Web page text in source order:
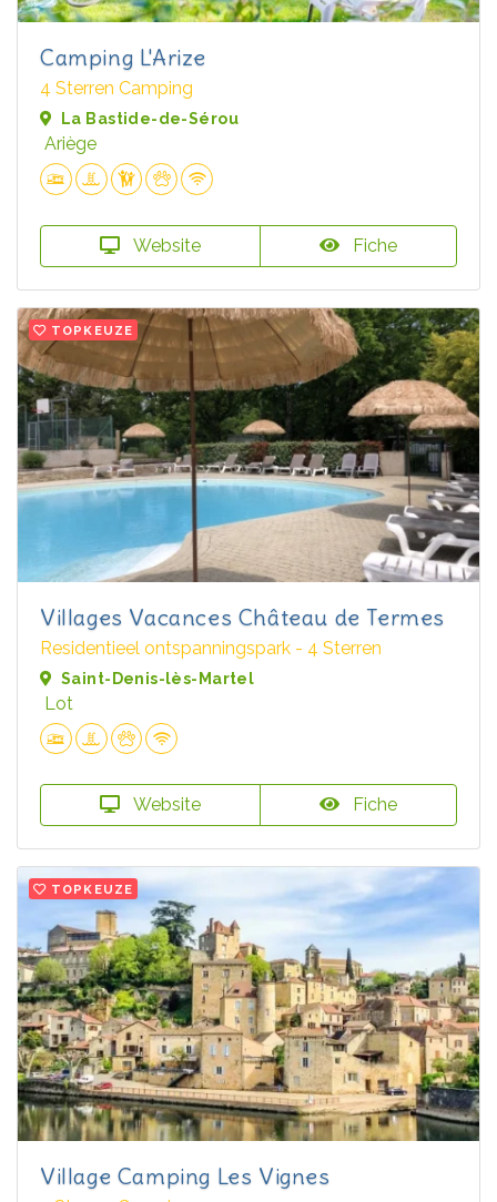
Camping L'Arize
4 Sterren Camping
La Bastide-de-Sérou
Ariège
Website Fiche
TOPKEUZE
Villages Vacances Château de Termes
Residentieel ontspanningspark - 4 Sterren
Saint-Denis-lès-Martel
Lot
Website Fiche
TOPKEUZE
Village Camping Les Vignes